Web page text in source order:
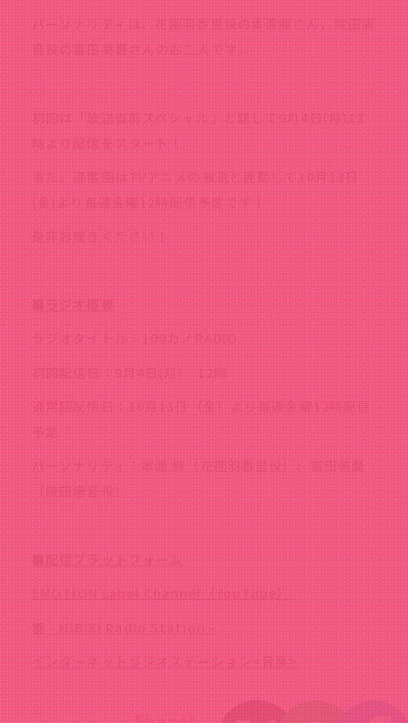
パーソナリティは、花園羽香里役の本渡楓さん、院田唐
音役の富田美憂さんのお二人です。
初回は「放送直前スペシャル」と題して9月4日(月)12
時より配信をスタート！
また、通常回はTVアニメの放送と連動して10月13日
(金)より毎週金曜12時配信予定です！
是非お聞きください！
■ラジオ概要
ラジオタイトル：100カノRADIO
初回配信日：9月4日(月) 12時
通常回配信日：10月13日（金）より毎週金曜12時配信
予定
パーソナリティ：本渡 楓（花園羽香里役）、富田美憂
（院田唐音役）
■配信プラットフォーム
EMOTION Label Channel（YouTube）
響 - HiBiKi Radio Station -
インターネットラジオステーション<音泉>